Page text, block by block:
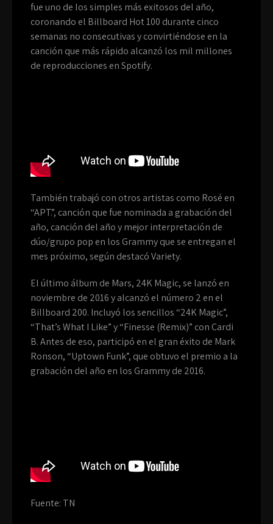
fue uno de los simples más exitosos del año,
coronando el Billboard Hot 100 durante cinco
semanas no consecutivas y convirtiéndose en la
canción que más rápido alcanzó los mil millones
de reproducciones en Spotify.
También trabajó con otros artistas como Rosé en
“APT.”, canción que fue nominada a grabación del
año, canción del año y mejor interpretación de
dúo/grupo pop en los Grammy que se entregan el
mes próximo, según destacó Variety.
El último álbum de Mars, 24K Magic, se lanzó en
noviembre de 2016 y alcanzó el número 2 en el
Billboard 200. Incluyó los sencillos “24K Magic”,
“That’s What I Like” y “Finesse (Remix)” con Cardi
B. Antes de eso, participó en el gran éxito de Mark
Ronson, “Uptown Funk”, que obtuvo el premio a la
grabación del año en los Grammy de 2016.
Fuente: TN